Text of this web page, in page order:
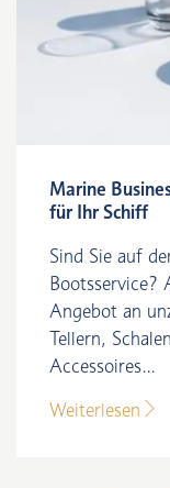
Marine
für Ihr Schiff
Sind Sie auf
Bootsservice?
Angebot an
Tellern,
Accessoires...
Weiterlesen